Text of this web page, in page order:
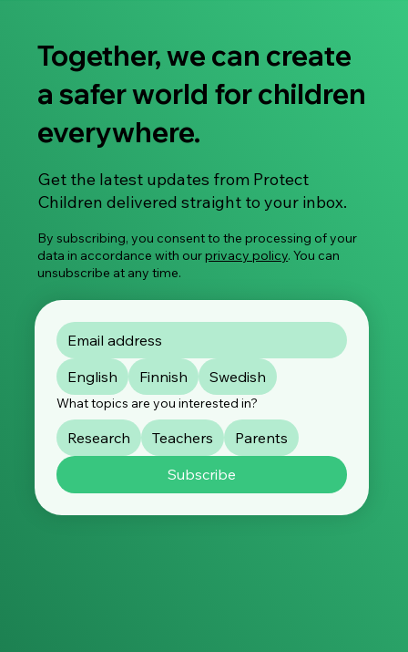
Together, we can create
a safer world for children
everywhere.
Get the latest updates from Protect
Children delivered straight to your inbox.
By subscribing, you consent to the processing of your
data in accordance with ourprivacy policy. You can
unsubscribe at any time.
English Finnish Swedish
What topics are you interested in?
Research Teachers
Parents
Subscribe